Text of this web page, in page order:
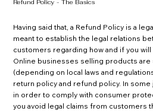
Refund Policy - The Basics
Having said that, a Refund Policy is a
meant to establish the legal relations
customers regarding how and if you
Online businesses selling products
(depending on local laws and
return policy and refund policy. In
in order to comply with consumer
you avoid legal claims from customers